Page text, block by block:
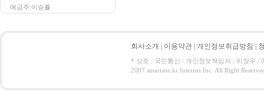
예금주:이승률
회사소개 이용약관 개인정보취급방침
* 상호 : 국민통신 / 개인정보책임자 : 이장우 /
2007 smartsite.kr Internet Inc. All Right